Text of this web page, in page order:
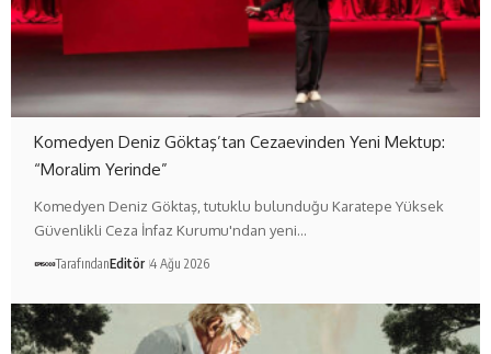
Komedyen Deniz Göktaş’tan Cezaevinden Yeni Mektup:
“Moralim Yerinde”
Komedyen Deniz Göktaş, tutuklu bulunduğu Karatepe Yüksek
Güvenlikli Ceza İnfaz Kurumu'ndan yeni…
TarafındanEditör 4 Ağu 2026